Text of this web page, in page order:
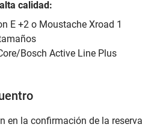
calidad:
E +2 o Moustache Xroad 1
Bosch Active Line Plus
en la confirmación de la reserva